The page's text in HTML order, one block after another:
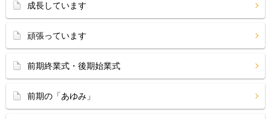
成長しています
頑張っています
前期終業式・後期始業式
前期の「あゆみ」